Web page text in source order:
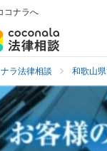
コナラへ
ラ法律相談 和歌山